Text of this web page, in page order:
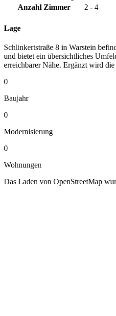
Anzahl Zimmer
2 - 4
Lage
Schlinkertstraße 8 in Warstein
und bietet ein übersichtliches
erreichbarer Nähe. Ergänzt wird
0
Baujahr
0
Modernisierung
0
Wohnungen
Das Laden von OpenStreetMap